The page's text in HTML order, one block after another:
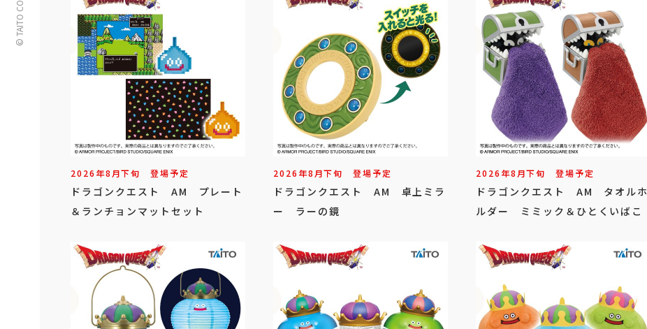
2026年8月下旬 登場予定
ドラゴンクエスト AM プレート
＆ランチョンマットセット
2026年8月下旬 登場予定
ドラゴンクエスト AM 卓上ミラ
ー ラーの鏡
2026年8月下旬 登場予定
ドラゴンクエスト AM タオルホ
ルダー ミミック＆ひとくいばこ